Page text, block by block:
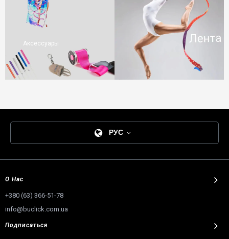
Аксессуары
РУС
О Нас
+380 (63) 366-51-78
info@buclick.com.ua
Подписаться